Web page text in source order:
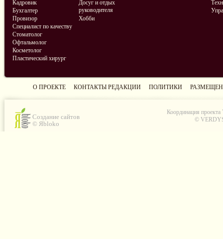
Кадровик
Бухгалтер
Провизор
Специалист по качеству
Стоматолог
Офтальмолог
Косметолог
Пластический хирург
Досуг и отдых
руководителя
Хобби
О ПРОЕКТЕ КОНТАКТЫ РЕДАКЦИИ ПОЛИТИКИ
Создание сайтов
© Яbloko
Координация проекта
©